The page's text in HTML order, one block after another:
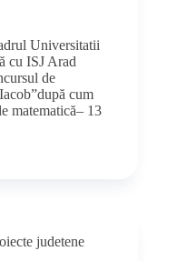
Universitatii
cu ISJ Arad
de
cum
matematică– 13
judetene